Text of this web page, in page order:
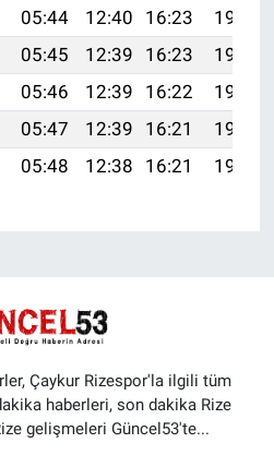
05:44 12:40 16:23
19:25
05:45 12:39 16:23
19:23
05:46 12:39 16:22
19:22
05:47 12:39 16:21
19:21
05:48 12:38 16:21 19:19
Çaykur Rizespor'la ilgili tüm
haberleri, son dakika Rize
gelişmeleri Güncel53'te...